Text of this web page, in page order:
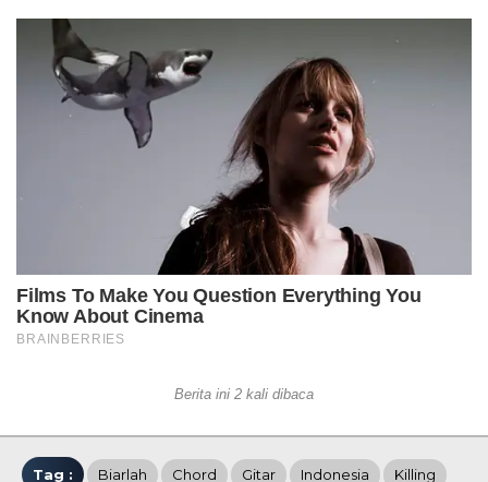
Berita ini 2 kali dibaca
Tag : Biarlah Chord Gitar Indonesia Killing